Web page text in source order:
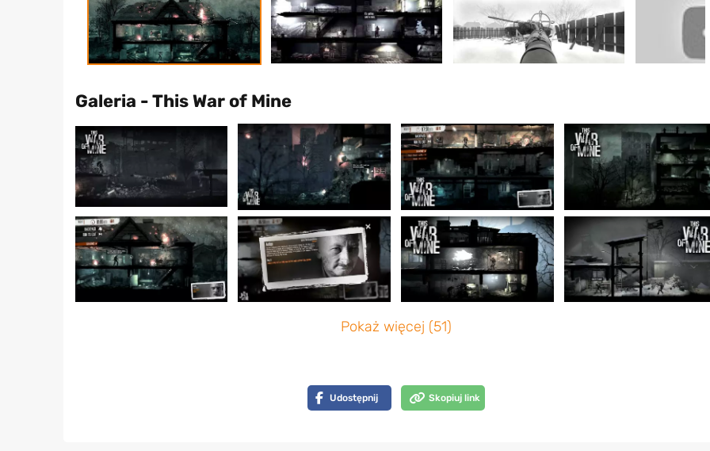
Galeria - This War of Mine
Pokaż więcej (51)
Udostępnij Skopiuj link